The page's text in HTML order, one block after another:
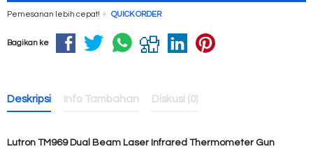
Pemesanan lebih cepat! QUICK ORDER
Bagikan ke
Deskripsi Info Tambahan Diskusi (0)
Lutron TM969 Dual Beam Laser Infrared Thermometer Gun